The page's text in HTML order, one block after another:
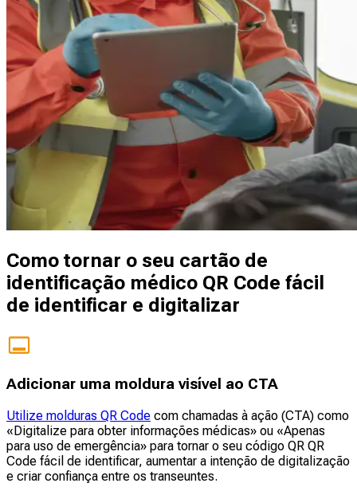
Como tornar o seu cartão de
identificação médico QR Code fácil
de identificar e digitalizar
Adicionar uma moldura visível ao CTA
Utilize molduras QR Code com chamadas à ação (CTA) como
«Digitalize para obter informações médicas» ou «Apenas
para uso de emergência» para tornar o seu código QR QR
Code fácil de identificar, aumentar a intenção de digitalização
e criar confiança entre os transeuntes.